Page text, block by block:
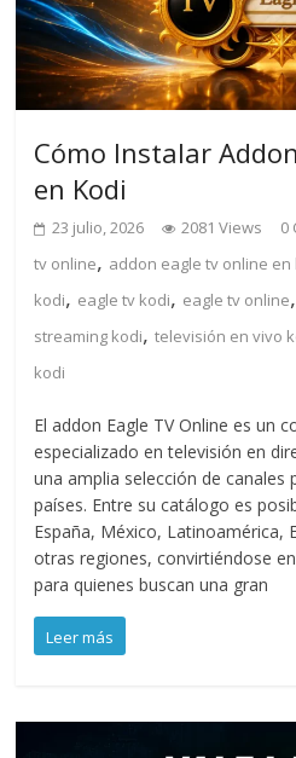
Cómo Instalar
en Kodi
23 julio, 2026 2081 Views 0
tv online, addon eagle tv online en
kodi, eagle tv kodi, eagle tv online
streaming kodi,televisión en vivo
kodi
El addon Eagle TV Online es un
especializado en televisión en
una amplia selección de canales
países. Entre su catálogo es
España, México, Latinoamérica,
otras regiones, convirtiéndose
para quienes buscan una gran
Leer más